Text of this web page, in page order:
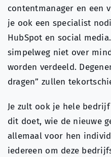
contentmanager en een
je ook een specialist
HubSpot en social
simpelweg niet over
worden verdeeld.
dragen” zullen
Je zult ook je hele
dit doet, wie de nieuwe
allemaal voor hen
iedereen om deze